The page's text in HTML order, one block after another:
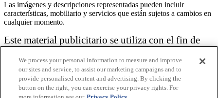
Las imágenes y descripciones representadas pueden incluir
características, mobiliario y servicios que están sujetos a cambios en
cualquier momento.
Este material publicitario se utiliza con el fin de
vacacional.
Aviso: las funciones de accesibilidad enumeradas aquí no pretenden
ser una lista exhaustiva o completa de todas las funciones accesibles
We process your personal information to measure and improve
our sites and service, to assist our marketing campaigns and to
provide personalised content and advertising. By clicking the
button on the right, you can exercise your privacy rights. For